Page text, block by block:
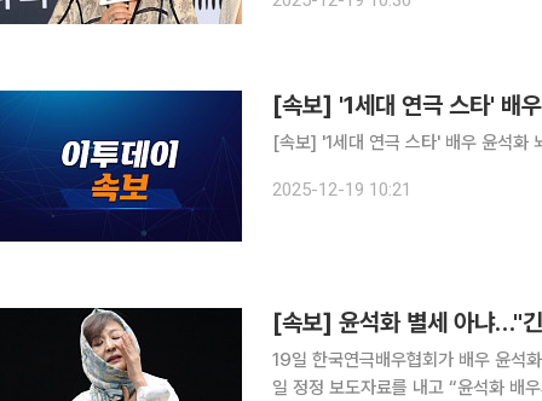
의 아그네스’, ‘햄릿’, ‘딸에게 보내는
[속보] '1세대 연극 스타' 배
[속보] '1세대 연극 스타' 배우 윤석화
2025-12-19 10:21
[속보] 윤석화 별세 아냐…"
19일 한국연극배우협회가 배우 윤석화의
일 정정 보도자료를 내고 “윤석화 배